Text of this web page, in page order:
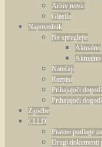
Arhiv novic
Glasila
Napovednik
Ne spreglejte
Aktualno
Natečaji
Razpisi
Prihajajoči
Prihajajoči
Zgodbe
CLLD
Pravne podlage
Drugi dokumenti